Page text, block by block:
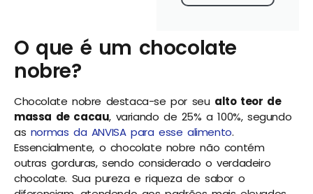
O que é um chocolate
nobre?
Chocolate nobre destaca-se por seu alto teor de
massa de cacau, variando de 25% a 100%, segundo
as normas da ANVISA para esse alimento.
Essencialmente, o chocolate nobre não contém
outras gorduras, sendo considerado o verdadeiro
chocolate. Sua pureza e riqueza de sabor o